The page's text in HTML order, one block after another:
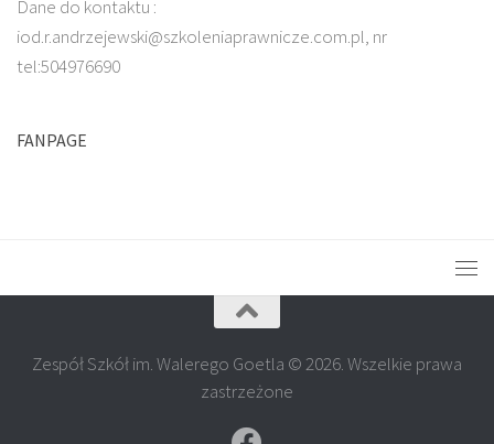
Dane do kontaktu :
iod.r.andrzejewski@szkoleniaprawnicze.com.pl, nr
tel:504976690
FANPAGE
Zespół Szkół im. Walerego Goetla © 2026. Wszelkie prawa
zastrzeżone